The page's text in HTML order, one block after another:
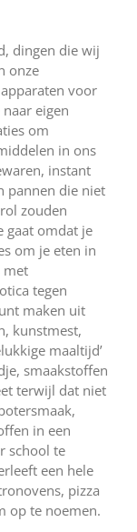
dingen die wij
onze
voor
eigen
om
in ons
instant
pannen die niet
zouden
gaat omdat je
om je eten in
met
tegen
maken uit
kunstmest,
maaltijd’
smaakstoffen
terwijl dat niet
in een
school te
een hele
pizza
op te noemen.